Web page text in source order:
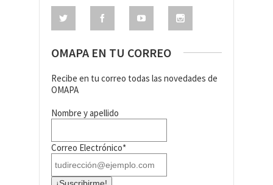
OMAPA EN TU CORREO
Recibe en tu correo todas las novedades de
OMAPA
Nombre y apellido
Correo Electrónico*